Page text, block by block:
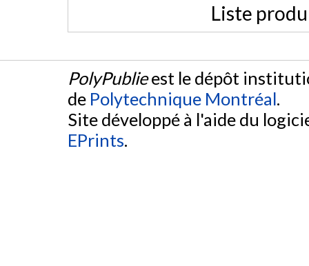
Liste
PolyPublieest le dépôt
de Polytechnique Montréal.
Site développé à l'aide du
EPrints.